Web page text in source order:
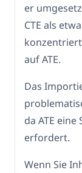
er
CTE als
auf ATE.
Das
da ATE
erfordert.
Wenn Sie